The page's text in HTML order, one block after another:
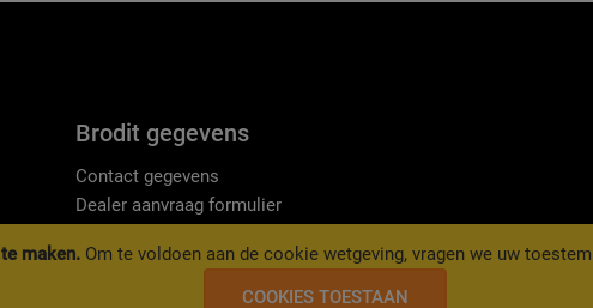
maken. Om te voldoen aan de cookie wetgeving, vragen we uw
COOKIES TOESTAAN
Brodit gegevens
Contact gegevens
Dealer aanvraag formulier
Privacy reglement